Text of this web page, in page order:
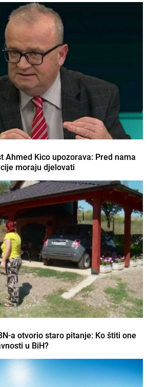
Ahmed Kico upozorava: Pred nama
moraju djelovati
a otvorio staro pitanje: Ko štiti one
u BiH?